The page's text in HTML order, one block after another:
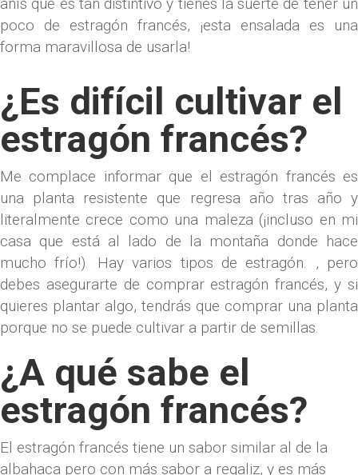
poco de estragón francés, ¡esta ensalada es una
forma maravillosa de usarla!
¿Es difícil cultivar el
estragón francés?
Me complace informar que el estragón francés es
una planta resistente que regresa año tras año y
literalmente crece como una maleza (¡incluso en mi
casa que está al lado de la montaña donde hace
mucho frío!). Hay varios tipos de estragón. , pero
debes asegurarte de comprar estragón francés, y si
quieres plantar algo, tendrás que comprar una planta
porque no se puede cultivar a partir de semillas.
¿A qué sabe el
estragón francés?
El estragón francés tiene un sabor similar al de la
albahaca pero con más sabor a regaliz, y es más